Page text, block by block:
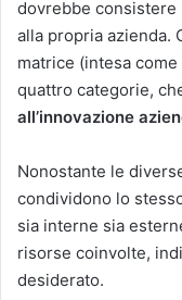
dovrebbe consistere
alla propria azienda.
matrice (intesa
quattro categorie,
all’innovazione
Nonostante le
condividono lo
sia interne sia
risorse coinvolte,
desiderato.